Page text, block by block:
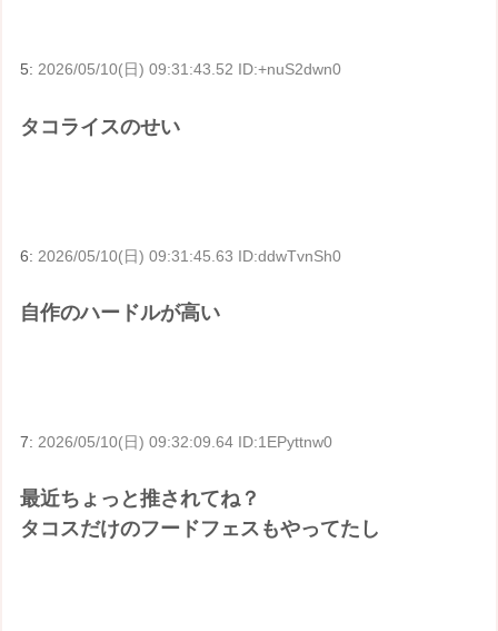
5:2026/05/10(日) 09:31:43.52 ID:+nuS2dwn0
タコライスのせい
6: 2026/05/10(日) 09:31:45.63 ID:ddwTvnSh0
自作のハードルが高い
7: 2026/05/10(日) 09:32:09.64 ID:1EPyttnw0
最近ちょっと推されてね？
タコスだけのフードフェスもやってたし